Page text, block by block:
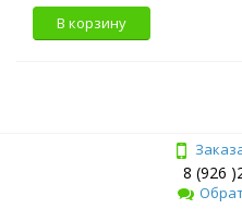
В корзину
8 (926